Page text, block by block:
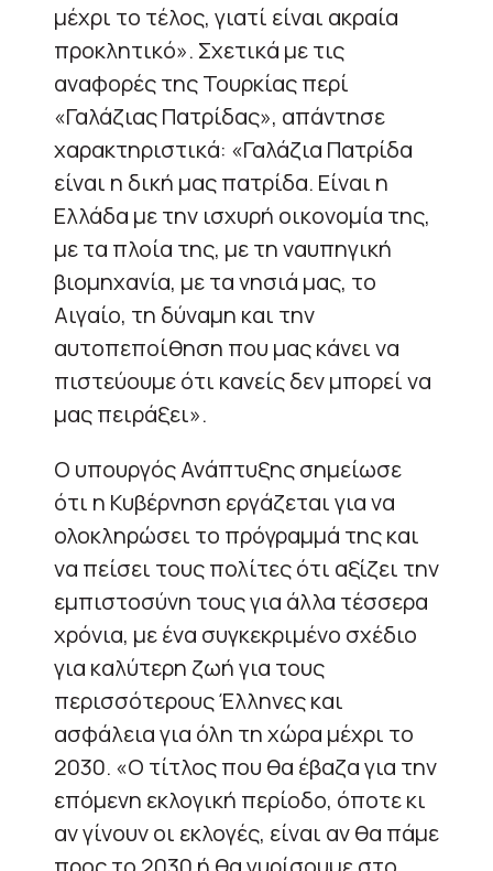
μέχρι το τέλος, γιατί είναι ακραία
προκλητικό». Σχετικά με τις
αναφορές της Τουρκίας περί
«Γαλάζιας Πατρίδας», απάντησε
χαρακτηριστικά: «Γαλάζια Πατρίδα
είναι η δική μας πατρίδα. Είναι η
Ελλάδα με την ισχυρή οικονομία της,
με τα πλοία της, με τη ναυπηγική
βιομηχανία, με τα νησιά μας, το
Αιγαίο, τη δύναμη και την
αυτοπεποίθηση που μας κάνει να
πιστεύουμε ότι κανείς δεν μπορεί να
μας πειράξει».
Ο υπουργός Ανάπτυξης σημείωσε
ότι η Κυβέρνηση εργάζεται για να
ολοκληρώσει το πρόγραμμά της και
να πείσει τους πολίτες ότι αξίζει την
εμπιστοσύνη τους για άλλα τέσσερα
χρόνια, με ένα συγκεκριμένο σχέδιο
για καλύτερη ζωή για τους
περισσότερους Έλληνες και
ασφάλεια για όλη τη χώρα μέχρι το
2030. «Ο τίτλος που θα έβαζα για την
επόμενη εκλογική περίοδο, όποτε κι
αν γίνουν οι εκλογές, είναι αν θα πάμε